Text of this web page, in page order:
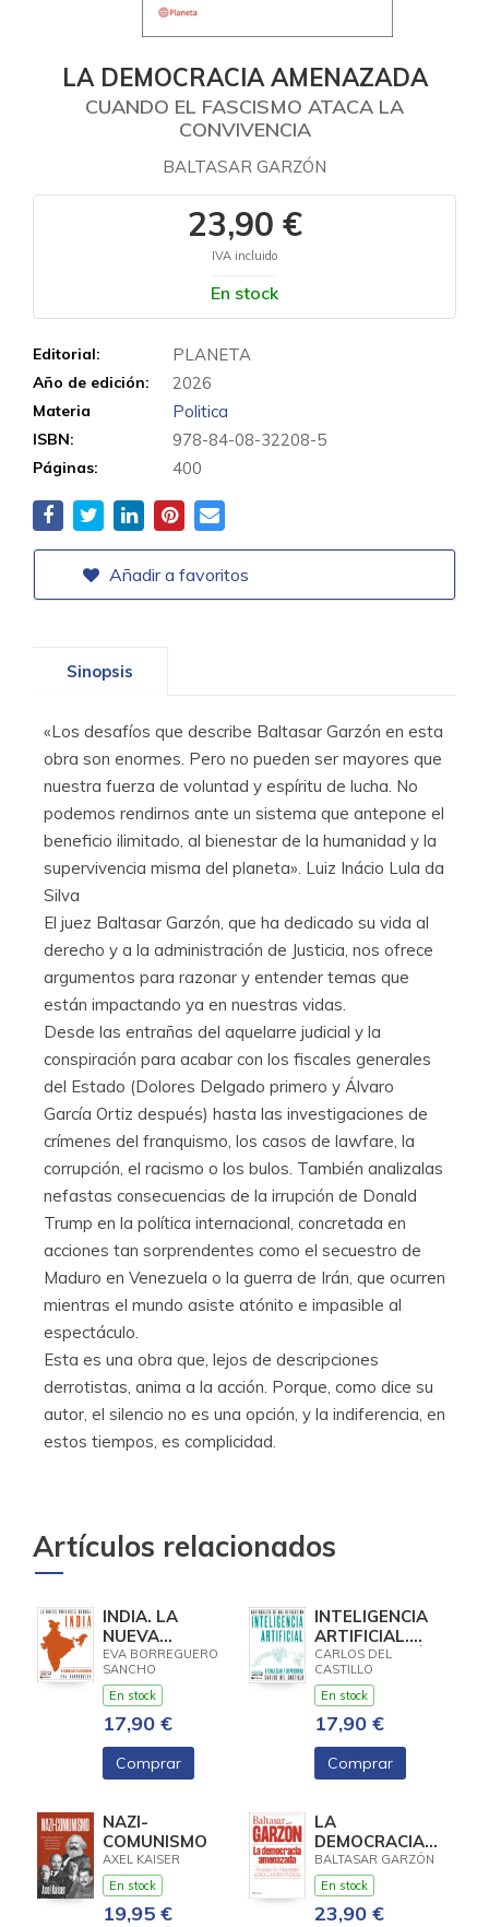
LA DEMOCRACIA AMENAZADA
CUANDO EL FASCISMO ATACA LA
CONVIVENCIA
BALTASAR GARZÓN
23,90 €
IVA incluido
En stock
Editorial: PLANETA
Año de edición: 2026
Materia Politica
ISBN: 978-84-08-32208-5
Páginas: 400
Añadir a favoritos
Sinopsis
«Los desafíos que describe Baltasar Garzón en esta
obra son enormes. Pero no pueden ser mayores que
nuestra fuerza de voluntad y espíritu de lucha. No
podemos rendirnos ante un sistema que antepone el
beneficio ilimitado, al bienestar de la humanidad y la
supervivencia misma del planeta». Luiz Inácio Lula da
Silva
El juez Baltasar Garzón, que ha dedicado su vida al
derecho y a la administración de Justicia, nos ofrece
argumentos para razonar y entender temas que
están impactando ya en nuestras vidas.
Desde las entrañas del aquelarre judicial y la
conspiración para acabar con los fiscales generales
del Estado (Dolores Delgado primero y Álvaro
García Ortiz después) hasta las investigaciones de
crímenes del franquismo, los casos de lawfare, la
corrupción, el racismo o los bulos. También analizalas
nefastas consecuencias de la irrupción de Donald
Trump en la política internacional, concretada en
acciones tan sorprendentes como el secuestro de
Maduro en Venezuela o la guerra de Irán, que ocurren
mientras el mundo asiste atónito e impasible al
espectáculo.
Esta es una obra que, lejos de descripciones
derrotistas, anima a la acción. Porque, como dice su
autor, el silencio no es una opción, y la indiferencia, en
estos tiempos, es complicidad.
Artículos relacionados
INDIA. LA
NUEVA
POTENCIA
GLOBAL
EVA BORREGUERO
SANCHO
En stock
17,90 €
Comprar
INTELIGENCIA
ARTIFICIAL.
CARTOGRAFÍA
DE UNA
REVOLUCIÓN
CARLOS DEL
CASTILLO
En stock
17,90 €
Comprar
NAZI-
COMUNISMO
AXEL KAISER
En stock
19,95 €
LA
DEMOCRACIA
AMENAZADA
BALTASAR GARZÓN
En stock
23,90 €